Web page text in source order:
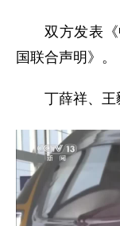
双方发表
国联合声明》。
丁薛祥、王